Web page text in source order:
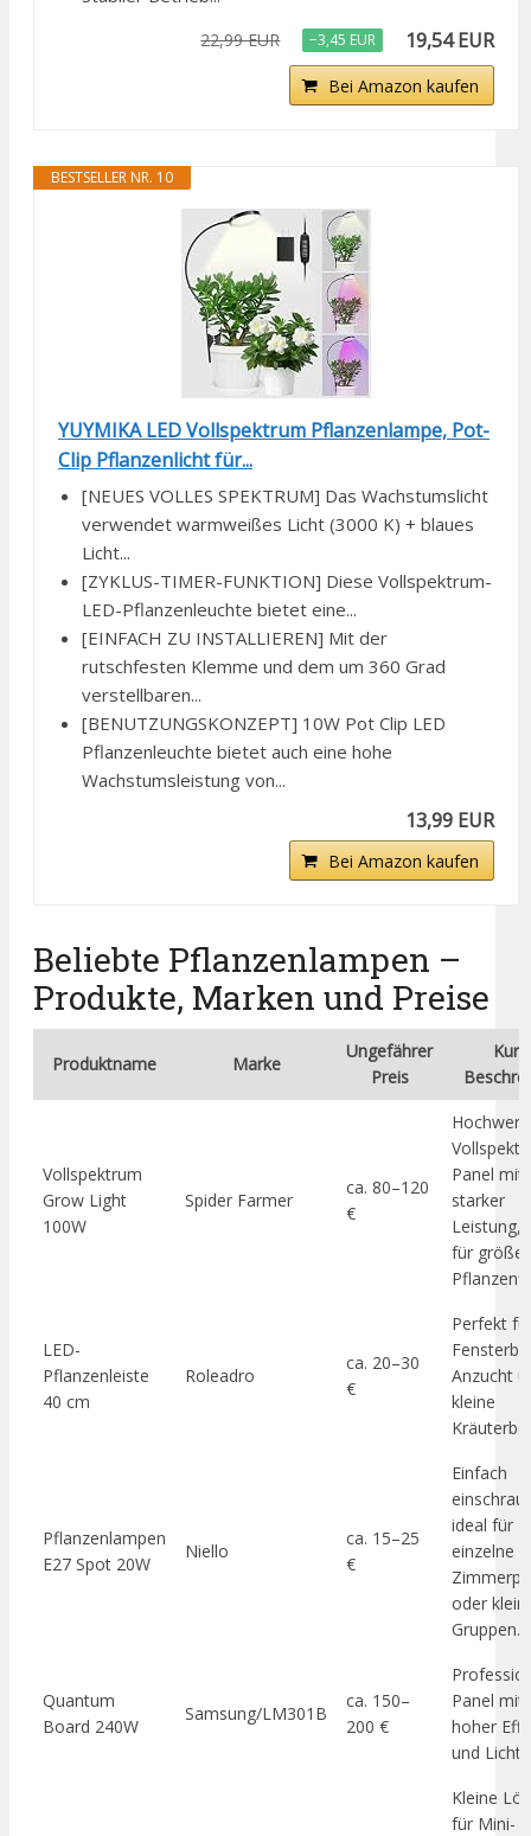
22,99 EUR −3,45 EUR 19,54 EUR
Bei Amazon kaufen
BESTSELLER NR. 10
YUYMIKA LED Vollspektrum Pflanzenlampe, Pot-
Clip Pflanzenlicht für...
[NEUES VOLLES SPEKTRUM] Das Wachstumslicht
verwendet warmweißes Licht (3000 K) + blaues
Licht...
[ZYKLUS-TIMER-FUNKTION] Diese Vollspektrum-
LED-Pflanzenleuchte bietet eine...
[EINFACH ZU INSTALLIEREN] Mit der
rutschfesten Klemme und dem um 360 Grad
verstellbaren...
[BENUTZUNGSKONZEPT] 10W Pot Clip LED
Pflanzenleuchte bietet auch eine hohe
Wachstumsleistung von...
13,99 EUR
Bei Amazon kaufen
Beliebte Pflanzenlampen –
Produkte, Marken und Preise
Produktname Marke
Ungefährer
Preis
Vollspektrum
Grow Light
100W
Spider Farmer
ca. 80–120
€
Panel mit
starker
Leistung,
für
LED-
Pflanzenleiste
40 cm
Roleadro
ca. 20–30
€
Perfekt
Anzucht
kleine
Pflanzenlampen
E27 Spot 20W
Niello
ca. 15–25
€
Einfach
ideal für
einzelne
oder
Gruppen.
Quantum
Board 240W
Samsung/LM301B
ca. 150–
200 €
Panel mit
hoher
und
Kleine
für Mini-